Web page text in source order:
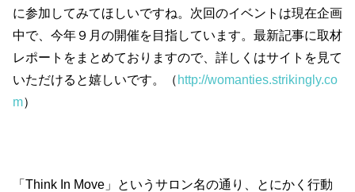
に参加してみてほしいですね。次回のイベントは現在企画
中で、今年９月の開催を目指しています。最新記事に取材
レポートをまとめておりますので、詳しくはサイトを見て
いただけると嬉しいです。（ http://womanties.strikingly.co
m）
「Think In Move」というサロン名の通り、とにかく行動